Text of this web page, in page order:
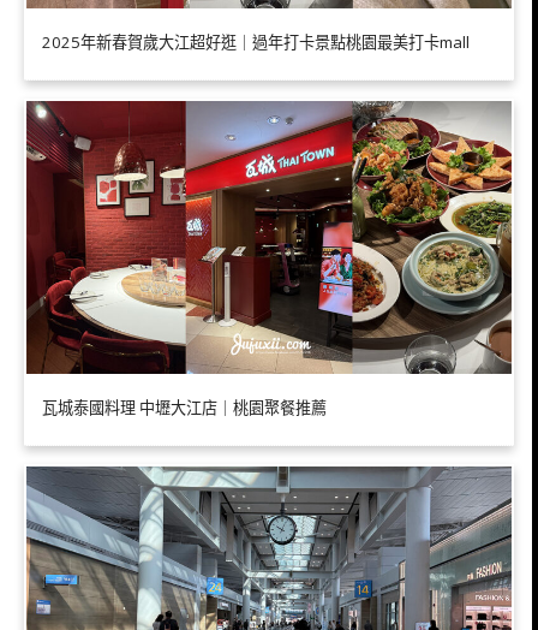
2025年新春賀歲大江超好逛｜過年打卡景點桃園最美打卡mall
瓦城泰國料理 中壢大江店｜桃園聚餐推薦